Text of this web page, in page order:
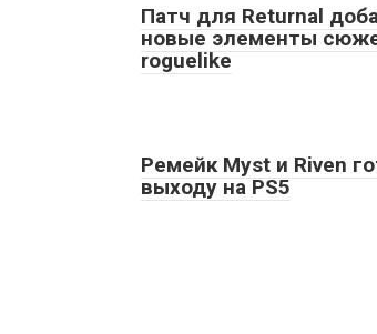
Патч для Returnal
новые элементы
roguelike
Ремейк Myst и Riven
выходу на PS5